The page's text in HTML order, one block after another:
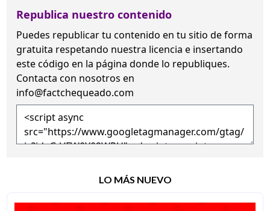
Republica nuestro contenido
Puedes republicar tu contenido en tu sitio de forma
gratuita respetando nuestra licencia e insertando
este código en la página donde lo republiques.
Contacta con nosotros en
info@factchequeado.com
LO MÁS NUEVO